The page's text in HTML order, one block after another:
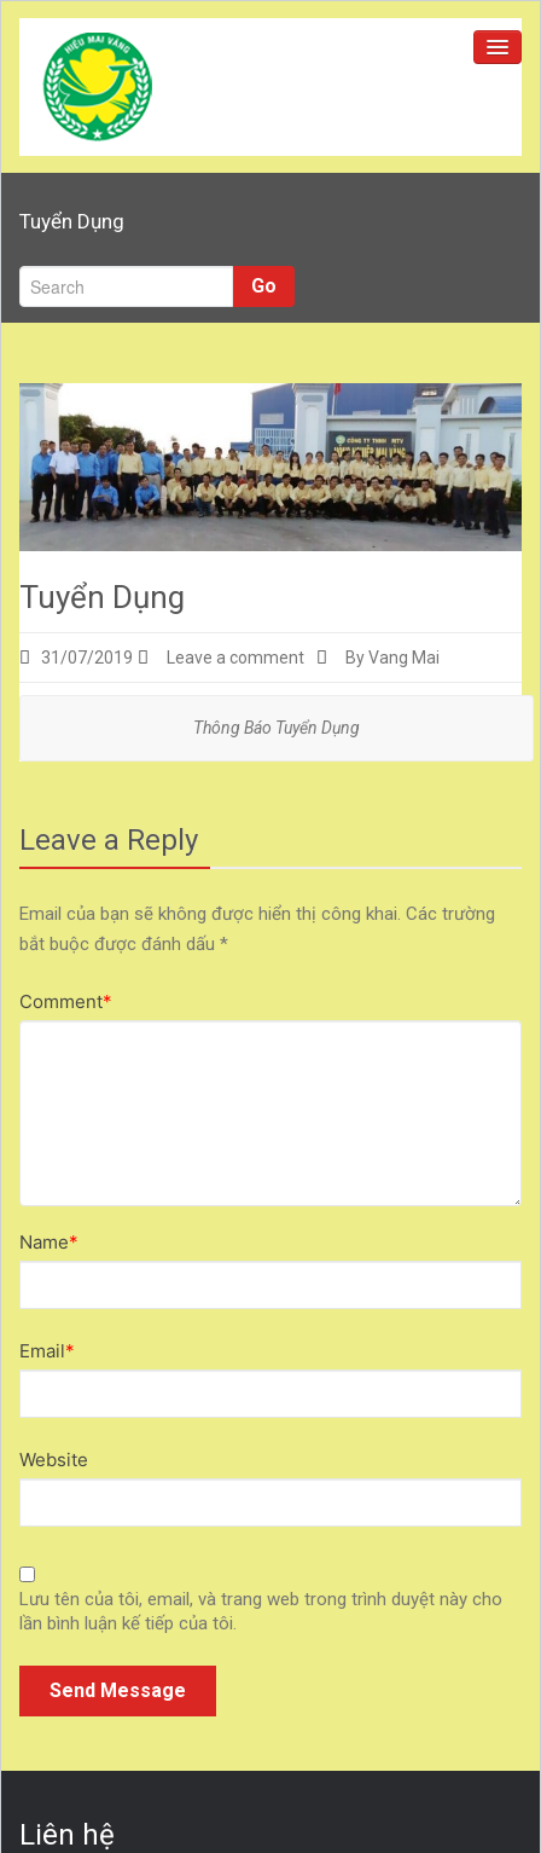
Trang chủ
Giới thiệu
Sản phẩm
Tuyển dụng
Tin tức
Liên hệ
Tuyển dụng
Tuyển Dụng
Go
Tuyển Dụng
31/07/2019 Leave a comment By Vang Mai
Thông Báo Tuyển Dụng
Leave a Reply
Email của bạn sẽ không được hiển thị công khai. Các trường
bắt buộc được đánh dấu *
Comment*
Name*
Email*
Website
Lưu tên của tôi, email, và trang web trong trình duyệt này cho
lần bình luận kế tiếp của tôi.
Liên hệ